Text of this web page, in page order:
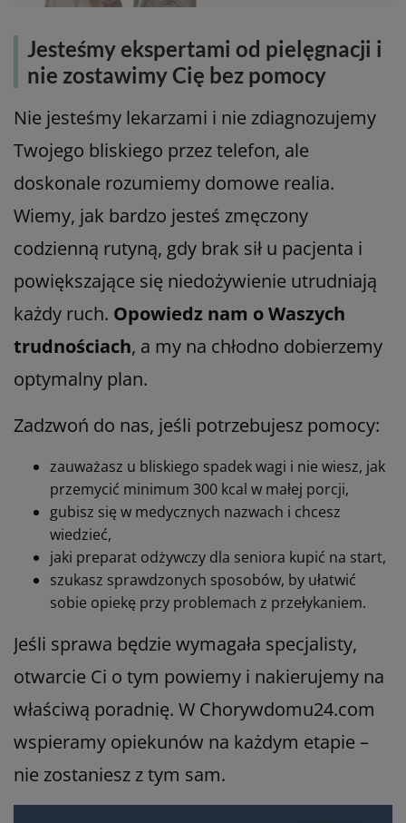
Jesteśmy ekspertami od pielęgnacji i
nie zostawimy Cię bez pomocy
Nie jesteśmy lekarzami i nie zdiagnozujemy
Twojego bliskiego przez telefon, ale
doskonale rozumiemy domowe realia.
Wiemy, jak bardzo jesteś zmęczony
codzienną rutyną, gdy brak sił u pacjenta i
powiększające się niedożywienie utrudniają
każdy ruch. Opowiedz nam o Waszych
trudnościach, a my na chłodno dobierzemy
optymalny plan.
Zadzwoń do nas, jeśli potrzebujesz pomocy:
zauważasz u bliskiego spadek wagi i nie wiesz, jak
przemycić minimum 300 kcal w małej porcji,
gubisz się w medycznych nazwach i chcesz
wiedzieć,
jaki preparat odżywczy dla seniora kupić na start,
szukasz sprawdzonych sposobów, by ułatwić
sobie opiekę przy problemach z przełykaniem.
Jeśli sprawa będzie wymagała specjalisty,
otwarcie Ci o tym powiemy i nakierujemy na
właściwą poradnię. W Chorywdomu24.com
wspieramy opiekunów na każdym etapie –
nie zostaniesz z tym sam.